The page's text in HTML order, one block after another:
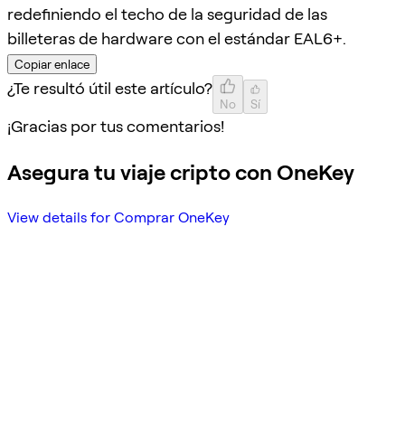
redefiniendo el techo de la seguridad de las
billeteras de hardware con el estándar EAL6+.
Copiar enlace
¿Te resultó útil este artículo?
No Sí
¡Gracias por tus comentarios!
Asegura tu viaje cripto con OneKey
View details for Comprar OneKey